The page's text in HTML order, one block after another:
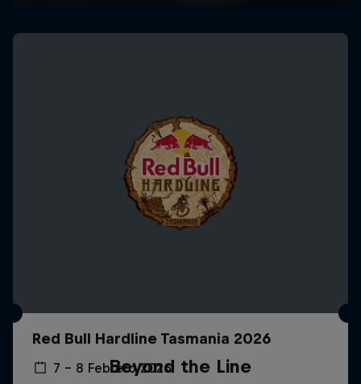
Red Bull Hardline Tasmania 2026
7 – 8 Febrero 2026
Beyond the Line